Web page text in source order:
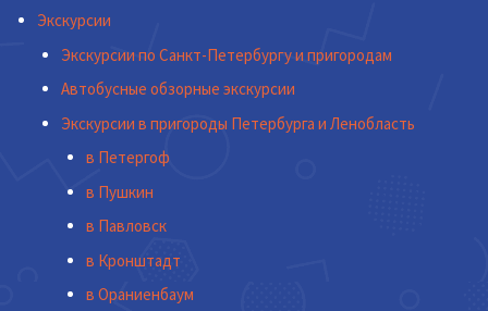
Экскурсии
Экскурсии по Санкт-Петербургу и пригородам
Автобусные обзорные экскурсии
Экскурсии в пригороды Петербурга и Ленобласть
в Петергоф
в Пушкин
в Павловск
в Кронштадт
в Ораниенбаум